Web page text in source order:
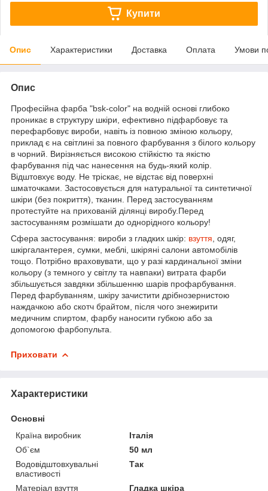
Купити
Опис Характеристики Доставка Оплата Умови
Опис
Професійна фарба "bsk-color" на водній основі глибоко
проникає в структуру шкіри, ефективно підфарбовує та
перефарбовує вироби, навіть із повною зміною кольору,
приклад є на світлині за повного фарбування з білого кольору
в чорний. Вирізняється високою стійкістю та якістю
фарбування під час нанесення на будь-який колір.
Відштовхує воду. Не тріскає, не відстає від поверхні
шматочками. Застосовується для натуральної та синтетичної
шкіри (без покриття), тканин. Перед застосуванням
протестуйте на прихованій ділянці виробу.Перед
застосуванням розмішати до однорідного кольору!
Сфера застосування: вироби з гладких шкір: взуття , одяг,
шкіргалантерея, сумки, меблі, шкіряні салони автомобілів
тощо. Потрібно враховувати, що у разі кардинальної зміни
кольору (з темного у світлу та навпаки) витрата фарби
збільшується завдяки збільшенню шарів профарбування.
Перед фарбуванням, шкіру зачистити дрібнозернистою
наждачкою або скотч брайтом, після чого знежирити
медичним спиртом, фарбу наносити губкою або за
допомогою фарбопульта.
Приховати
Характеристики
Основні
Країна виробник
Італія
Об`єм
50 мл
Водовідштовхувальні
властивості
Так
Матеріал взуття
Гладка шкіра